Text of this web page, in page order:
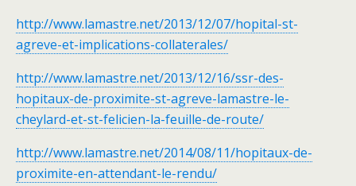
http://www.lamastre.net/2013/12/07/hopital-st-
agreve-et-implications-collaterales/
http://www.lamastre.net/2013/12/16/ssr-des-
hopitaux-de-proximite-st-agreve-lamastre-le-
cheylard-et-st-felicien-la-feuille-de-route/
http://www.lamastre.net/2014/08/11/hopitaux-de-
proximite-en-attendant-le-rendu/